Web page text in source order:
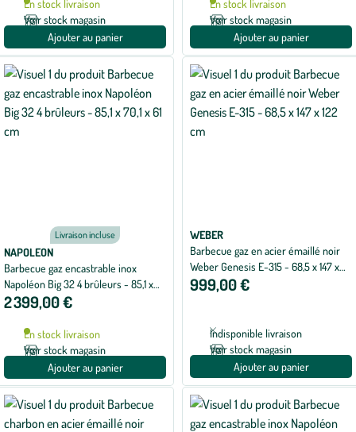
En stock livraison
Voir stock magasin
Ajouter au panier
En stock livraison
Voir stock magasin
Ajouter au panier
Livraison incluse
NAPOLEON
Barbecue gaz encastrable inox
Napoléon Big 32 4 brûleurs - 85,1 x
70,1 x 61 cm
2 399,00 €
En stock livraison
Voir stock magasin
Ajouter au panier
WEBER
Barbecue gaz en acier émaillé noir
Weber Genesis E-315 - 68,5 x 147 x
122 cm
999,00 €
Indisponible livraison
Voir stock magasin
Ajouter au panier